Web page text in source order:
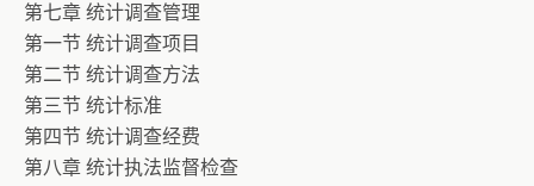
第七章 统计调查管理
第一节 统计调查项目
第二节 统计调查方法
第三节 统计标准
第四节 统计调查经费
第八章 统计执法监督检查